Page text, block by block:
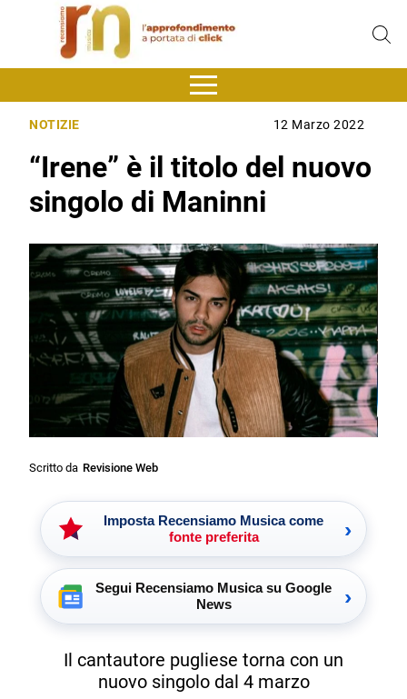
NOTIZIE 12 Marzo 2022
“Irene” è il titolo del nuovo
singolo di Maninni
Scritto da Revisione Web
Imposta Recensiamo Musica come
fonte preferita
›
Segui Recensiamo Musica su Google
News
›
Il cantautore pugliese torna con un
nuovo singolo dal 4 marzo